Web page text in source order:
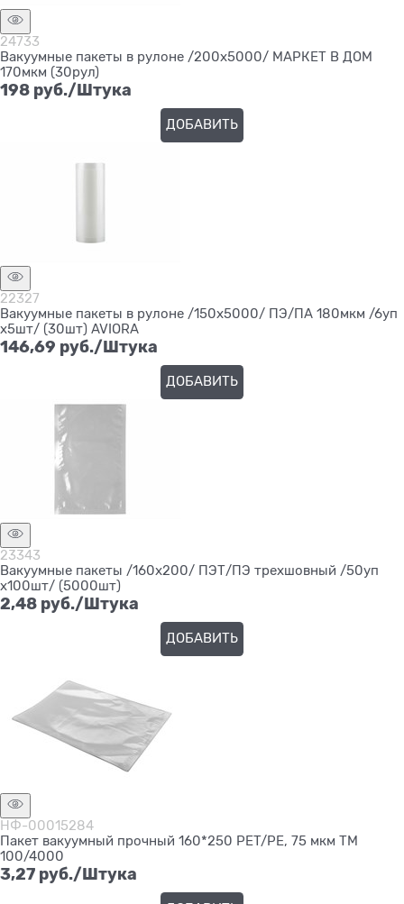
24733
Вакуумные пакеты в рулоне /200х5000/ МАРКЕТ В ДОМ
170мкм (30рул)
198 руб./Штука
ДОБАВИТЬ
22327
Вакуумные пакеты в рулоне /150х5000/ ПЭ/ПА 180мкм /6уп
х5шт/ (30шт) AVIORA
146,69 руб./Штука
ДОБАВИТЬ
23343
Вакуумные пакеты /160х200/ ПЭТ/ПЭ трехшовный /50уп
х100шт/ (5000шт)
2,48 руб./Штука
ДОБАВИТЬ
НФ-00015284
Пакет вакуумный прочный 160*250 PET/PE, 75 мкм ТМ
100/4000
3,27 руб./Штука